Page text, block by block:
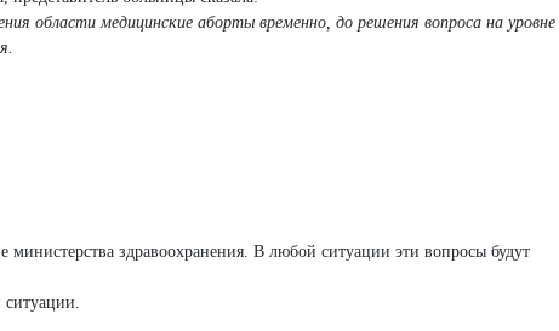
области медицинские аборты временно, до решения вопроса на уровне
здравоохранения. В любой ситуации эти вопросы будут